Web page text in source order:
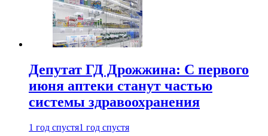
Депутат ГД Дрожжина: С первого
июня аптеки станут частью
системы здравоохранения
1 год спустя1 год спустя